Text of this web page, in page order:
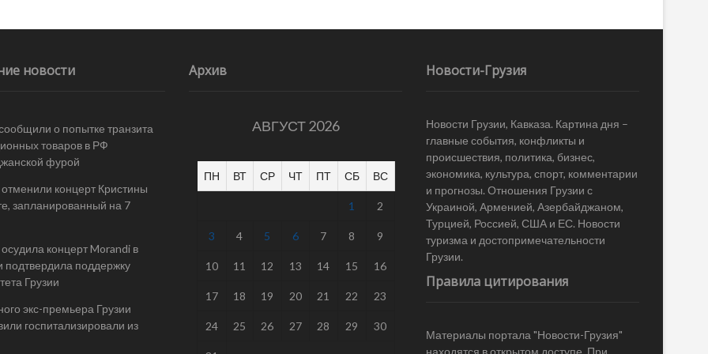
новости
о попытке транзита
товаров в РФ
фурой
концерт Кристины
запланированный на 7
концерт Morandi в
подтвердила поддержку
Грузии
экс-премьера Грузии
госпитализировали из
Архив
АВГУСТ 2026
ПН ВТ СР ЧТ ПТ СБ ВС
1 2
3 4 5 6 7 8 9
10 11 12 13 14 15 16
17 18 19 20 21 22 23
24 25 26 27 28 29 30
Новости-Грузия
Новости Грузии, Кавказа. Картина дня –
главные события, конфликты и
происшествия, политика, бизнес,
экономика, культура, спорт, комментарии
и прогнозы. Отношения Грузии с
Украиной, Арменией, Азербайджаном,
Турцией, Россией, США и ЕС. Новости
туризма и достопримечательности
Грузии.
Правила цитирования
Материалы портала "Новости-Грузия"
находятся в открытом доступе. При